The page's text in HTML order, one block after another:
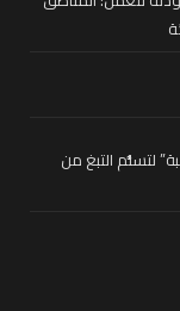
لتسلُّم التبغ من